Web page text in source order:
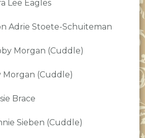
Lee Eagles
Adrie Stoete-Schuiteman
Morgan (Cuddle)
Morgan (Cuddle)
Brace
Sieben (Cuddle)